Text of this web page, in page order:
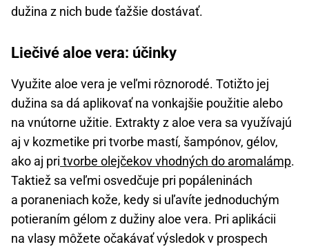
dužina z nich bude ťažšie dostávať.
Liečivé aloe vera: účinky
Využite aloe vera je veľmi rôznorodé. Totižto jej
dužina sa dá aplikovať na vonkajšie použitie alebo
na vnútorne užitie. Extrakty z aloe vera sa využívajú
aj v kozmetike pri tvorbe mastí, šampónov, gélov,
ako aj pri tvorbe olejčekov vhodných do aromalámp.
Taktiež sa veľmi osvedčuje pri popáleninách
a poraneniach kože, kedy si uľavíte jednoduchým
potieraním gélom z dužiny aloe vera. Pri aplikácii
na vlasy môžete očakávať výsledok v prospech